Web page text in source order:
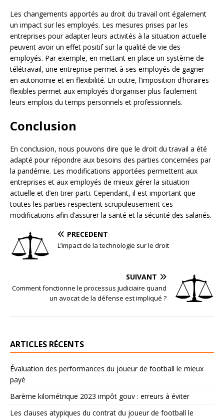
Les changements apportés au droit du travail ont également
un impact sur les employés. Les mesures prises par les
entreprises pour adapter leurs activités à la situation actuelle
peuvent avoir un effet positif sur la qualité de vie des
employés. Par exemple, en mettant en place un système de
télétravail, une entreprise permet à ses employés de gagner
en autonomie et en flexibilité. En outre, l’imposition d’horaires
flexibles permet aux employés d’organiser plus facilement
leurs emplois du temps personnels et professionnels.
Conclusion
En conclusion, nous pouvons dire que le droit du travail a été
adapté pour répondre aux besoins des parties concernées par
la pandémie. Les modifications apportées permettent aux
entreprises et aux employés de mieux gérer la situation
actuelle et d’en tirer parti. Cependant, il est important que
toutes les parties respectent scrupuleusement ces
modifications afin d’assurer la santé et la sécurité des salariés.
PRÉCÉDENT
L’impact de la technologie sur le droit
SUIVANT
Comment fonctionne le processus judiciaire quand
un avocat de la défense est impliqué ?
ARTICLES RÉCENTS
Évaluation des performances du joueur de football le mieux
payé
Barème kilométrique 2023 impôt gouv : erreurs à éviter
Les clauses atypiques du contrat du joueur de football le